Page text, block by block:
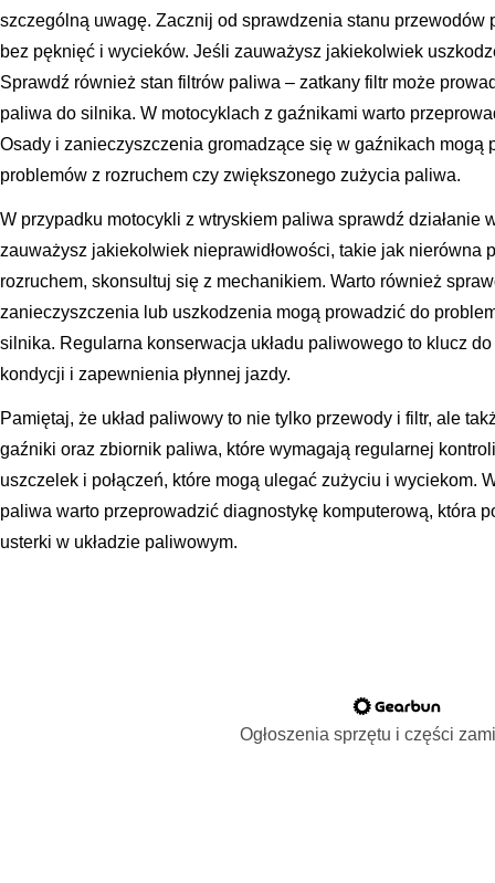
szczególną uwagę. Zacznij od sprawdzenia stanu
bez pęknięć i wycieków. Jeśli zauważysz jakiekolwiek
Sprawdź również stan filtrów paliwa – zatkany filtr może
paliwa do silnika. W motocyklach z gaźnikami warto
Osady i zanieczyszczenia gromadzące się w gaźnikach mogą
problemów z rozruchem czy zwiększonego zużycia paliwa.
W przypadku motocykli z wtryskiem paliwa sprawdź działanie
zauważysz jakiekolwiek nieprawidłowości, takie jak nierówna
rozruchem, skonsultuj się z mechanikiem. Warto również
zanieczyszczenia lub uszkodzenia mogą prowadzić do
silnika. Regularna konserwacja układu paliwowego to klucz
kondycji i zapewnienia płynnej jazdy.
Pamiętaj, że układ paliwowy to nie tylko przewody i filtr, ale
gaźniki oraz zbiornik paliwa, które wymagają regularnej
uszczelek i połączeń, które mogą ulegać zużyciu i wyciekom.
paliwa warto przeprowadzić diagnostykę komputerową, która
usterki w układzie paliwowym.
Ogłoszenia sprzętu i części